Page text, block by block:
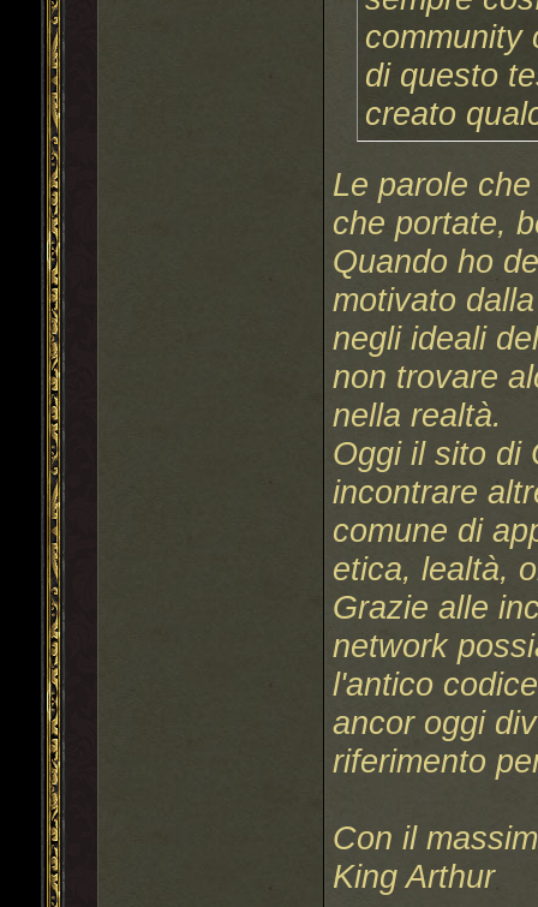
community
di questo
creato
Le parole
che portate,
Quando ho
motivato
negli ideali
non trovare
nella realtà.
Oggi il sito di
incontrare
comune di
etica, lealtà,
Grazie alle
network
l'antico
ancor oggi
riferimento
Con il
King Arthur